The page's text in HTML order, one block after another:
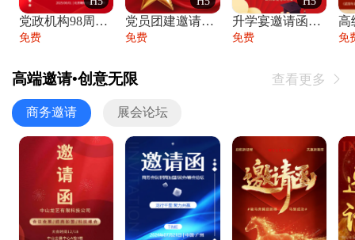
党政机构98周年八一建军节庆祝晚会活动邀
免费
党员团建邀请函党建活动风采党会工作汇报总
免费
升学宴邀请函喜报金榜题名高端谢师宴邀请函
免费 免
高端邀请•创意无限 查看更多 
商务邀请 展会论坛